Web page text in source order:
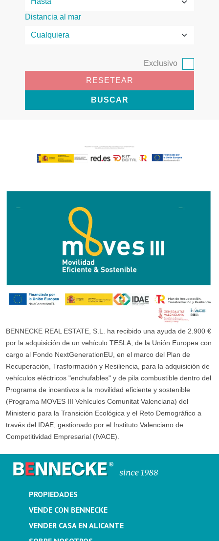
Distancia al mar
Exclusivo
RESETEAR
BUSCAR
BENNECKE REAL ESTATE, S.L. ha recibido una ayuda de 2.900 €
por la adquisición de un vehículo TESLA, de la Unión Europea con
cargo al Fondo NextGenerationEU, en el marco del Plan de
Recuperación, Trasformación y Resiliencia, para la adquisición de
vehículos eléctricos "enchufables" y de pila combustible dentro del
Programa de incentivos a la movilidad eficiente y sostenible
(Programa MOVES III Vehículos Comunitat Valenciana) del
Ministerio para la Transición Ecológica y el Reto Demográfico a
través del IDAE, gestionado por el Instituto Valenciano de
Competitividad Empresarial (IVACE).
PROPIEDADES
VENDE CON BENNECKE
VENDER CASA EN ALICANTE